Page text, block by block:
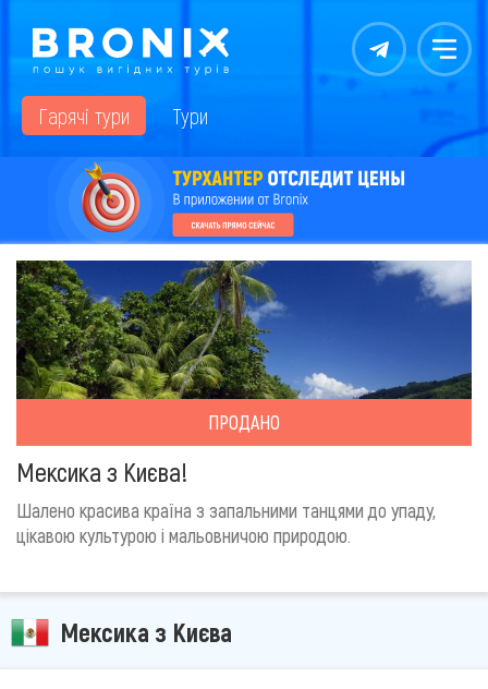
Контакты Меню
Гарячі тури Тури
ПРОДАНО
Мексика з Києва!
Шалено красива країна з запальними танцями до упаду,
цікавою культурою і мальовничою природою.
Мексика з Києва